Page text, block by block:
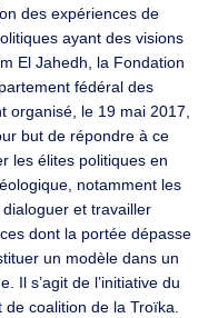
des expériences de
ayant des visions
El Jahedh, la Fondation
fédéral des
organisé, le 19 mai 2017,
but de répondre à ce
les élites politiques en
notamment les
et travailler
dont la portée dépasse
un modèle dans un
Il s’agit de l’initiative du
coalition de la Troïka.